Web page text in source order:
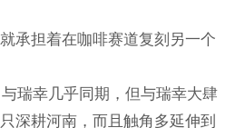
承担着在咖啡赛道复刻另一个
瑞幸几乎同期，但与瑞幸大肆
深耕河南，而且触角多延伸到